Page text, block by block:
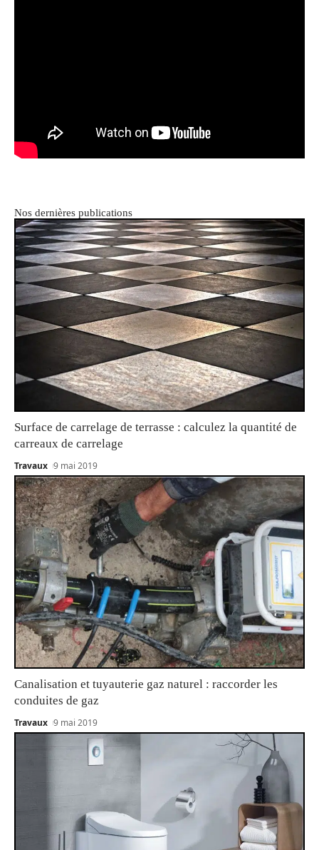
Nos dernières publications
Surface de carrelage de terrasse : calculez la quantité de
carreaux de carrelage
Travaux 9 mai 2019
Canalisation et tuyauterie gaz naturel : raccorder les
conduites de gaz
Travaux 9 mai 2019